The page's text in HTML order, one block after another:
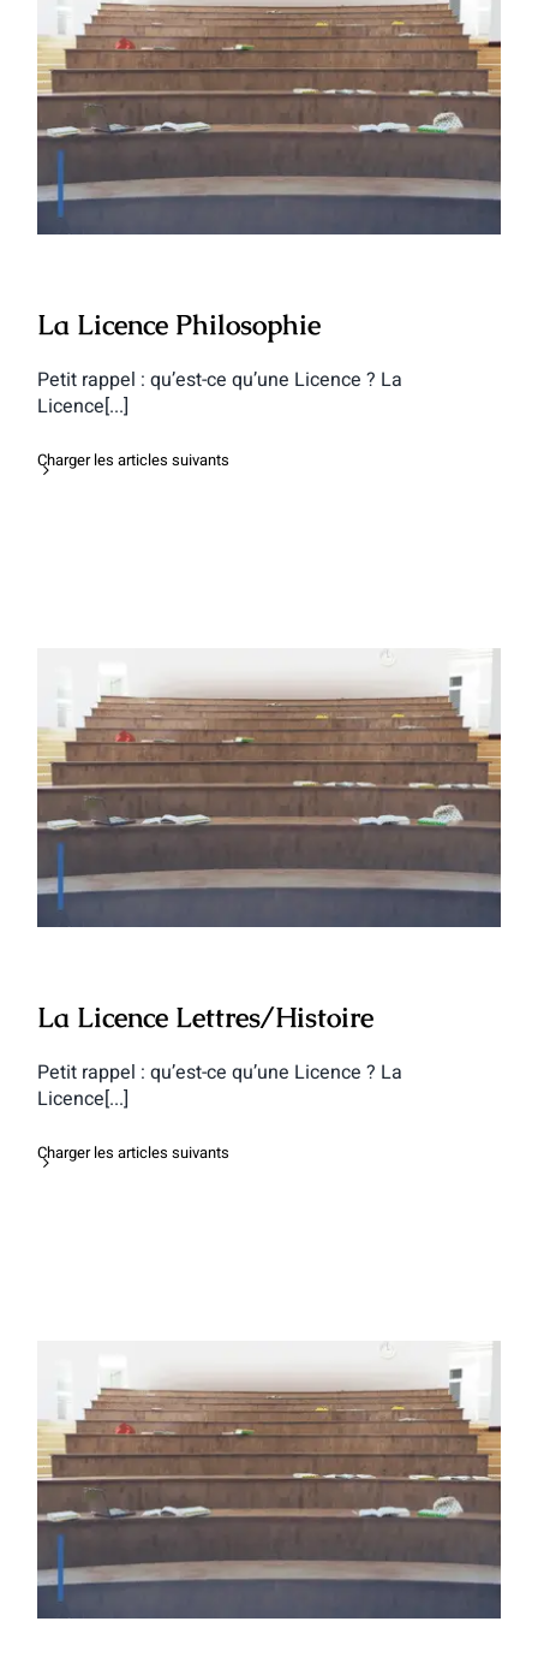
La Licence Philosophie
La Licence Philosophie
Petit rappel : qu’est-ce qu’une Licence ? La
Licence[...]
Charger les articles suivants
La Licence Lettres/Histoire
La Licence Lettres/Histoire
Petit rappel : qu’est-ce qu’une Licence ? La
Licence[...]
Charger les articles suivants
La Licence Humanités